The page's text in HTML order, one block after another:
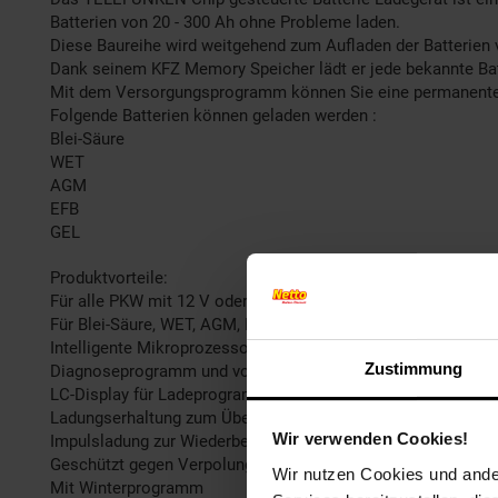
Zustimmung
Wir verwenden Cookies!
Wir nutzen Cookies und
Batterien von 20 - 300 Ah ohne Probleme laden.
Diese Baureihe wird weitgehend zum Aufladen der
Dank seinem KFZ Memory Speicher lädt er jede bekannte
Mit dem Versorgungsprogramm können Sie eine
Folgende Batterien können geladen werden :
Blei-Säure
WET
AGM
EFB
GEL
Produktvorteile:
Für alle PKW mit 12 V oder 24 V bis 300 Ah
Für Blei-Säure, WET, AGM, EFB, GEL
Intelligente Mikroprozessorsteuerung mit 8 Programmen
Diagnoseprogramm und vollautomatischer Ladevorgang
LC-Display für Ladeprogramme, Batteriespannung und
Ladungserhaltung zum Überwintern von Motorrädern, PKWs
Impulsladung zur Wiederbelebung entladener Batterien
Geschützt gegen Verpolung, Kurzschluss, Überlastung und
Mit Winterprogramm